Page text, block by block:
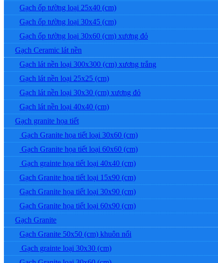
Gạch ốp tường loại 25x40 (cm)
Gạch ốp tường loại 30x45 (cm)
Gạch ốp tường loại 30x60 (cm) xương đỏ
Gạch Ceramic lát nền
Gạch lát nền loại 300x300 (cm) xương trắng
Gạch lát nền loại 25x25 (cm)
Gạch lát nền loại 30x30 (cm) xương đỏ
Gạch lát nền loại 40x40 (cm)
Gạch granite họa tiết
Gạch Granite họa tiết loại 30x60 (cm)
Gạch Granite họa tiết loại 60x60 (cm)
Gạch grainte họa tiết loại 40x40 (cm)
Gạch Granite họa tiết loại 15x90 (cm)
Gạch Granite họa tiết loại 30x90 (cm)
Gạch Granite họa tiết loại 60x90 (cm)
Gạch Granite
Gạch Granite 50x50 (cm) khuôn nổi
Gạch grainte loại 30x30 (cm)